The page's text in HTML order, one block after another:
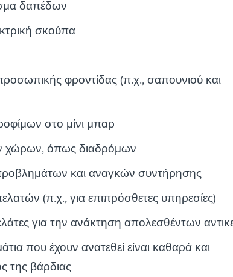
δαπέδων
σκούπα
φροντίδας (π.χ., σαπουνιού και
στο μίνι μπαρ
χώρων, όπως διαδρόμων
και αναγκών συντήρησης
(π.χ., για επιπρόσθετες υπηρεσίες)
για την ανάκτηση απολεσθέντων
που έχουν ανατεθεί είναι καθαρά και
της βάρδιας